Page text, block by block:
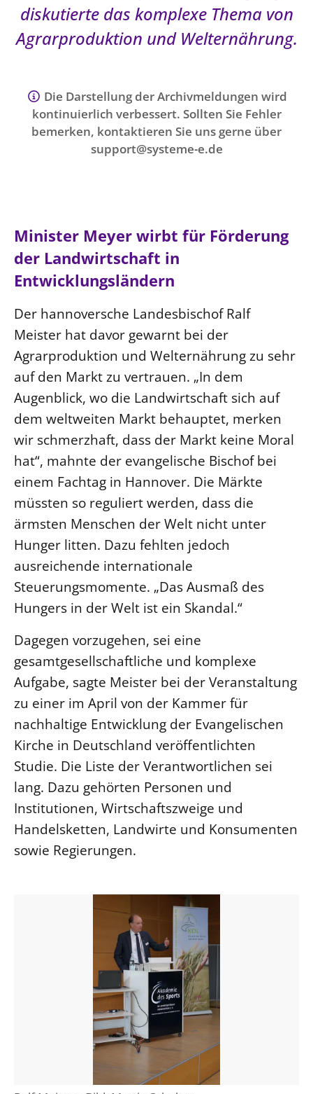
diskutierte das komplexe Thema von
Agrarproduktion und Welternährung.
Die Darstellung der Archivmeldungen wird
kontinuierlich verbessert. Sollten Sie Fehler
bemerken, kontaktieren Sie uns gerne über
support@systeme-e.de
Minister Meyer wirbt für Förderung
der Landwirtschaft in
Entwicklungsländern
Der hannoversche Landesbischof Ralf
Meister hat davor gewarnt bei der
Agrarproduktion und Welternährung zu sehr
auf den Markt zu vertrauen. „In dem
Augenblick, wo die Landwirtschaft sich auf
dem weltweiten Markt behauptet, merken
wir schmerzhaft, dass der Markt keine Moral
hat“, mahnte der evangelische Bischof bei
einem Fachtag in Hannover. Die Märkte
müssten so reguliert werden, dass die
ärmsten Menschen der Welt nicht unter
Hunger litten. Dazu fehlten jedoch
ausreichende internationale
Steuerungsmomente. „Das Ausmaß des
Hungers in der Welt ist ein Skandal.“
Dagegen vorzugehen, sei eine
gesamtgesellschaftliche und komplexe
Aufgabe, sagte Meister bei der Veranstaltung
zu einer im April von der Kammer für
nachhaltige Entwicklung der Evangelischen
Kirche in Deutschland veröffentlichten
Studie. Die Liste der Verantwortlichen sei
lang. Dazu gehörten Personen und
Institutionen, Wirtschaftszweige und
Handelsketten, Landwirte und Konsumenten
sowie Regierungen.
Kirche und Finanzen
Personalausschuss
Willkommen
Kollegium
Abteilungen des Landeskirchenamts
Kirchenämter
Gleichstellung
Datenschutz
Geschäftsstelle Landessynode
LANDESSYNODE
27. Landessynode
Kontakt
Hintergrund
MITARBEIT
Ehrenamt
Beruf
Freie Stellen
BIBLIOTHEK & ARCHIV
SERVICE
Älterwerden im Pfarrberuf
Beschwerdestellen
Ephoralbüro
Finanzplanung
Fundraising
IT-Service
Corporate Design
Interventionsplan
Jahresgespräche
Kantine Speiseplan
Kirchliches Amtsblatt
Klimaschutzgesetz
Öffentlichkeitsarbeit
Personalausschuss
Projektmanagement
Terminstundenplaner
Evangelische Kirche
Lutherische Kirche
Ökumene
Religionen
Gegen Gewalt
Erneuerbare Energien
Mobilität
Naturschutz
Datenschutz
Presse
Freie Stellen
Service für Gemeinden